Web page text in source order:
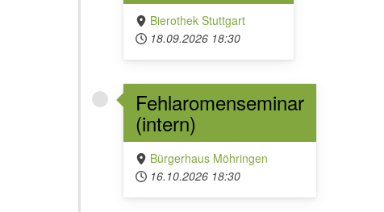
Bierothek Stuttgart
18.09.2026 18:30
Fehlaromenseminar
(intern)
Bürgerhaus Möhringen
16.10.2026 18:30